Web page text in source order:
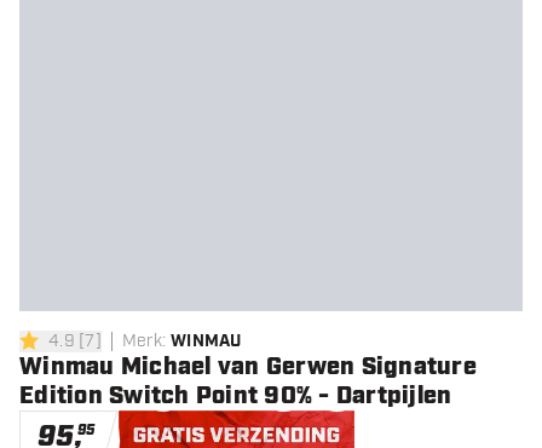
4.9 score sterren
4.9 [7] Merk: WINMAU
Winmau Michael van Gerwen Signature
Edition Switch Point 90% - Dartpijlen
95,95